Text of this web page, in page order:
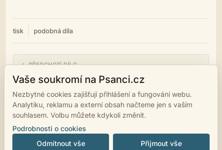
tisk podobná díla
← PŘEDCHOZÍ DÍLO
Až se mne zima zeptá
NÁSLEDUJÍCÍ DÍLO →
Vaše soukromí na Psanci.cz
Nezbytné cookies zajišťují přihlášení a fungování webu.
Analytiku, reklamu a externí obsah načteme jen s vaším
souhlasem. Volbu můžete kdykoli změnit.
Podrobnosti o cookies
Odmítnout vše
Přijmout vše